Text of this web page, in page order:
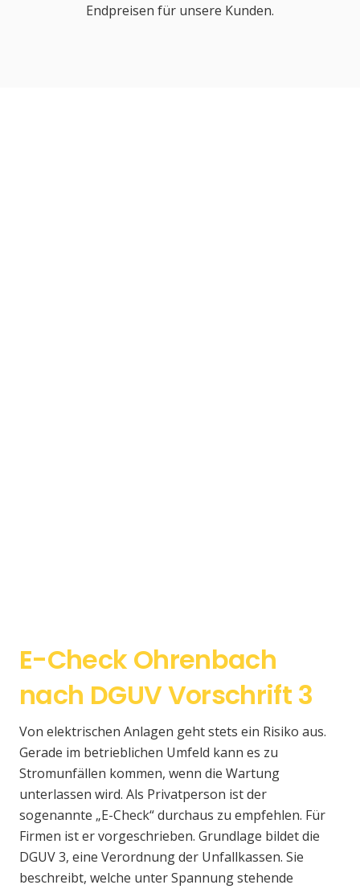
Endpreisen für unsere Kunden.
E-Check Ohrenbach
nach DGUV Vorschrift 3
Von elektrischen Anlagen geht stets ein Risiko aus.
Gerade im betrieblichen Umfeld kann es zu
Stromunfällen kommen, wenn die Wartung
unterlassen wird. Als Privatperson ist der
sogenannte „E-Check“ durchaus zu empfehlen. Für
Firmen ist er vorgeschrieben. Grundlage bildet die
DGUV 3, eine Verordnung der Unfallkassen. Sie
beschreibt, welche unter Spannung stehende